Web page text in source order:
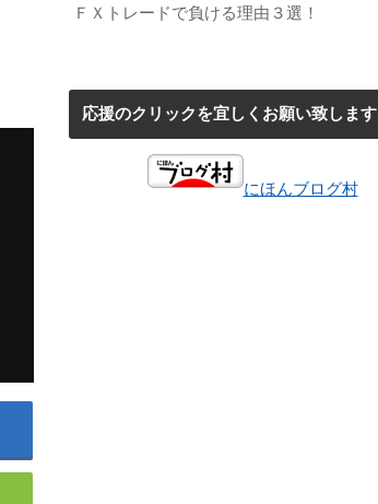
ＦＸトレードで負ける理由３選！
応援のクリックを宜しくお願い致します
にほんブログ村